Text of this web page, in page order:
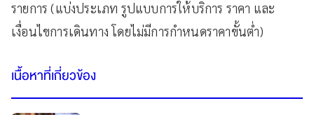
รายการ (แบ่งประเภท รูปแบบการให้บริการ ราคา และ
เงื่อนไขการเดินทาง โดยไม่มีการกำหนดราคาขั้นต่ำ)
เนื้อหาที่เกี่ยวข้อง